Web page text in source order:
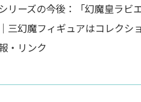
リーズの今後：「幻魔皇ラビ
三幻魔フィギュアはコレクシ
・リンク